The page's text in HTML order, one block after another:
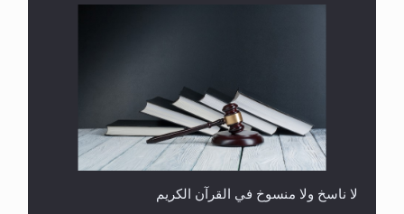
لا ناسخ ولا منسوخ في القرآن الكريم
ترددات قناة MTA3 العربية:
HOTBIRD 13B: 7° WEST 11200MHZ 27500 V
جدول برامج MTA3